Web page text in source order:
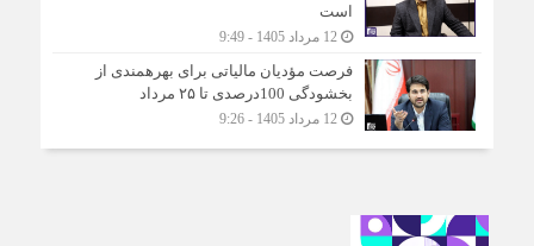
است
12 مرداد 1405 - 9:49
فرصت مؤدیان مالیاتی برای بهره‎مندی از
بخشودگی 100درصدی تا ۲۵ مرداد
12 مرداد 1405 - 9:26